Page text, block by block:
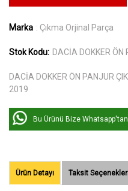
Marka : Çıkma Orjinal Parça
Stok Kodu: DACİA DOKKER ÖN
DACİA DOKKER ÖN PANJUR
2019
Bu Ürünü Bize
Ürün Detayı Taksit